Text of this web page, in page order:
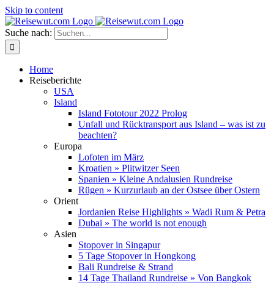
Skip to content
Suche nach:
Home
Reiseberichte
USA
Island
Island Fototour 2022 Prolog
Unfall und Rücktransport aus Island – was ist zu
beachten?
Europa
Lofoten im März
Kroatien » Plitwitzer Seen
Spanien » Kleine Andalusien Rundreise
Rügen » Kurzurlaub an der Ostsee über Ostern
Orient
Jordanien Reise Highlights » Wadi Rum & Petra
Dubai » The world is not enough
Asien
Stopover in Singapur
5 Tage Stopover in Hongkong
Bali Rundreise & Strand
14 Tage Thailand Rundreise » Von Bangkok